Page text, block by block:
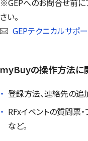
※GEPへのお問合せ前に
さい。
GEPテクニカルサポ
myBuyの操作方法に
登録方法、連絡先の追
RFxイベントの質問票
など。